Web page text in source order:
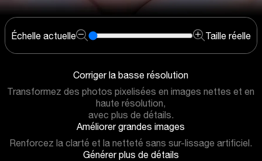
Échelle actuelle Taille réelle
Corriger la basse résolution
Transformez des photos pixelisées en images nettes et en
haute résolution,
avec plus de détails.
Améliorer grandes images
Renforcez la clarté et la netteté sans sur-lissage artificiel.
Générer plus de détails